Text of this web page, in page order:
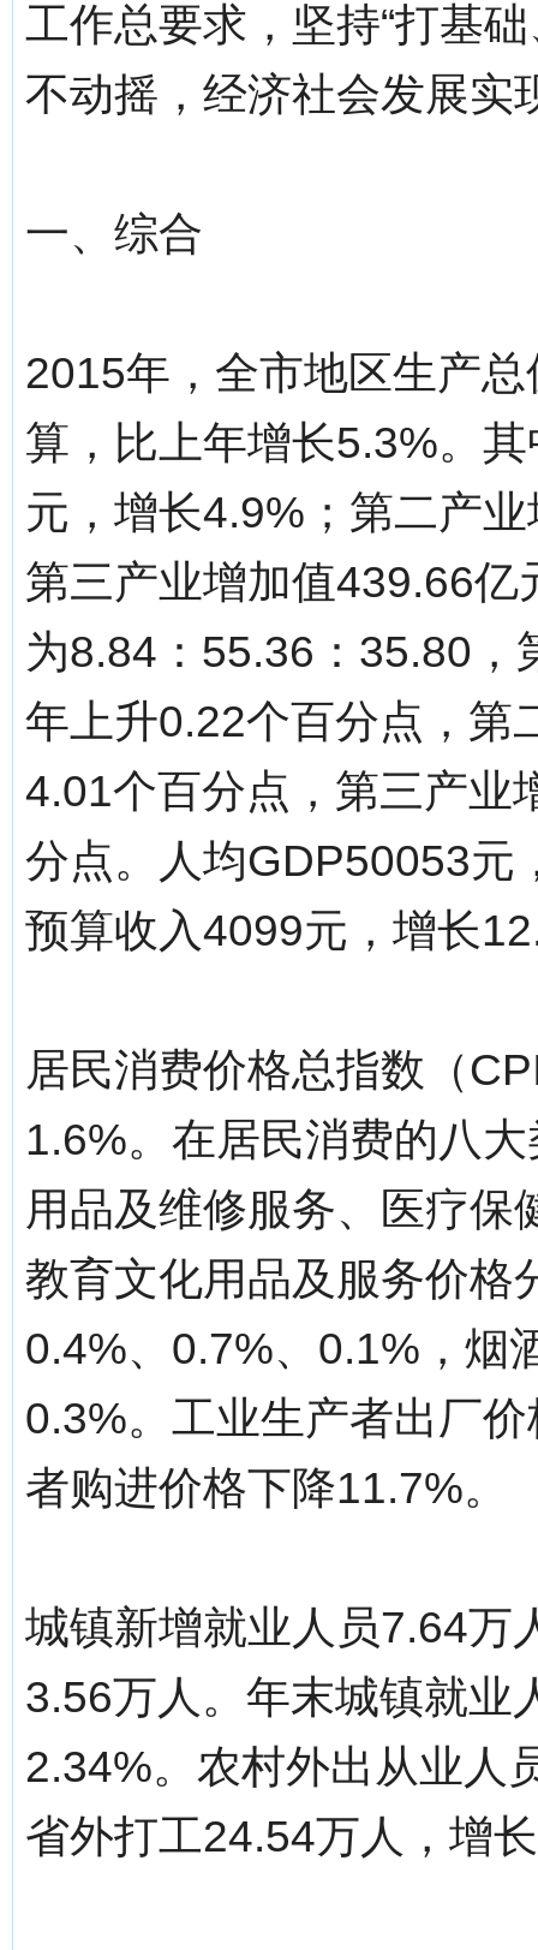
工作总要求，坚持“打基
不动摇，经济社会发展实
一、综合
2015年，全市地区生产
算，比上年增长5.3%。
元，增长4.9%；第二产
第三产业增加值439.66
为8.84：55.36：35.80，
年上升0.22个百分点，第
4.01个百分点，第三产业
分点。人均GDP50053元
预算收入4099元，增长
居民消费价格总指数（
1.6%。在居民消费的八
用品及维修服务、医疗保
教育文化用品及服务价格
0.4%、0.7%、0.1%，烟
0.3%。工业生产者出厂
者购进价格下降11.7%。
城镇新增就业人员7.64万
3.56万人。年末城镇就业
2.34%。农村外出从业人
省外打工24.54万人，增